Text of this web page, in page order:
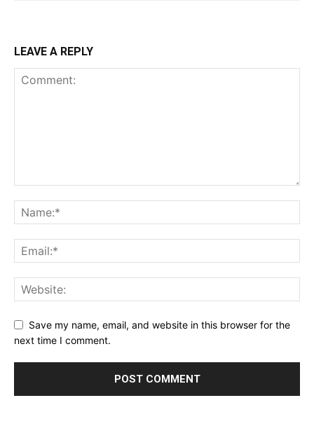
LEAVE A REPLY
Save my name, email, and website in this browser for the
next time I comment.